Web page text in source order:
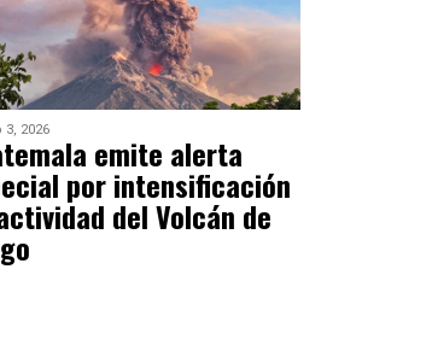
3, 2026
emite alerta
por intensificación
del Volcán de